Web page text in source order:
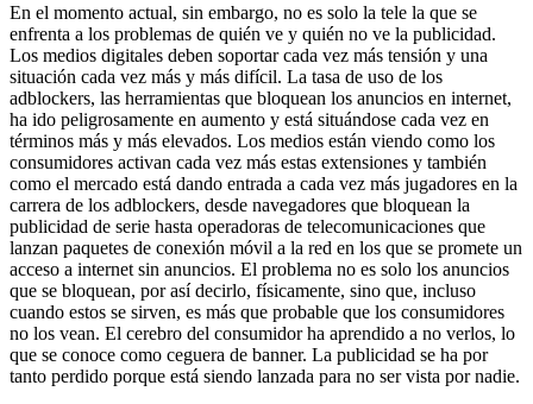
En el momento actual, sin embargo, no es solo la tele la que se
enfrenta a los problemas de quién ve y quién no ve la publicidad.
Los medios digitales deben soportar cada vez más tensión y una
situación cada vez más y más difícil. La tasa de uso de los
adblockers, las herramientas que bloquean los anuncios en internet,
ha ido peligrosamente en aumento y está situándose cada vez en
términos más y más elevados. Los medios están viendo como los
consumidores activan cada vez más estas extensiones y también
como el mercado está dando entrada a cada vez más jugadores en la
carrera de los adblockers, desde navegadores que bloquean la
publicidad de serie hasta operadoras de telecomunicaciones que
lanzan paquetes de conexión móvil a la red en los que se promete un
acceso a internet sin anuncios. El problema no es solo los anuncios
que se bloquean, por así decirlo, físicamente, sino que, incluso
cuando estos se sirven, es más que probable que los consumidores
no los vean. El cerebro del consumidor ha aprendido a no verlos, lo
que se conoce como ceguera de banner. La publicidad se ha por
tanto perdido porque está siendo lanzada para no ser vista por nadie.